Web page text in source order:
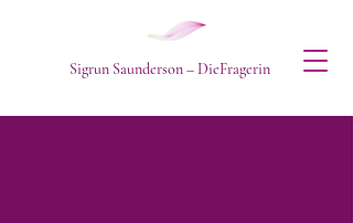
Sigrun Saunderson – DieFragerin